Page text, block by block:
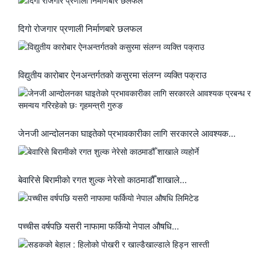
दिगो रोजगार प्रणाली निर्माणबारे छलफल
विद्युतीय कारोबार ऐनअन्तर्गतको कसुरमा संलग्न व्यक्ति पक्राउ
जेनजी आन्दोलनका घाइतेको प्रभावकारीका लागि सरकारले आवश्यक...
बेवारिसे बिरामीको रगत शुल्क नेरेसो काठमाडौँ शाखाले...
पच्चीस वर्षपछि यसरी नाफामा फर्कियो नेपाल औषधि...